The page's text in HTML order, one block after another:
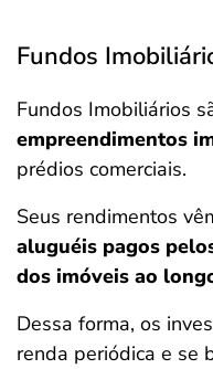
Fundos
Fundos Imobiliários
empreendimentos
prédios comerciais.
Seus rendimentos
aluguéis pagos
dos imóveis ao
Dessa forma, os
renda periódica e se